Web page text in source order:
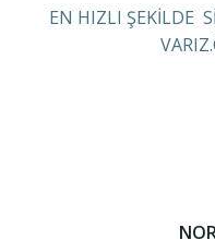
EN HIZLI ŞEKİLDE